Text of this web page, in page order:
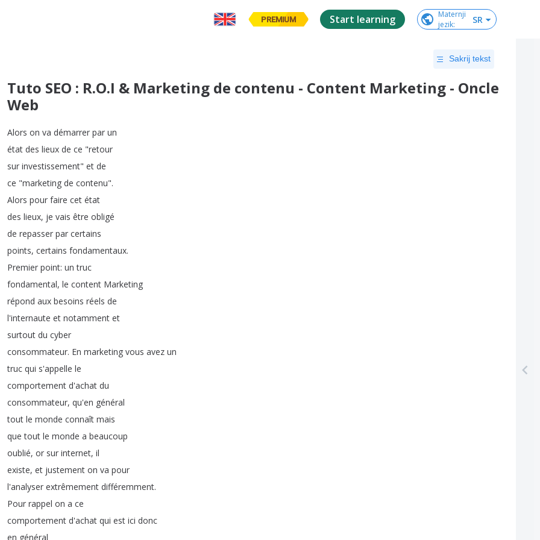
PREMIUM Start learning
Maternji
jezik: SR
Sakrij tekst
Tuto SEO : R.O.I & Marketing de contenu - Content Marketing - Oncle
Web
Alors on va démarrer par un
état des lieux de ce "retour
sur investissement" et de
ce "marketing de contenu".
Alors pour faire cet état
des lieux, je vais être obligé
de repasser par certains
points, certains fondamentaux.
Premier point: un truc
fondamental, le content Marketing
répond aux besoins réels de
l'internaute et notamment et
surtout du cyber
consommateur. En marketing vous avez un
truc qui s'appelle le
comportement d'achat du
consommateur, qu'en général
tout le monde connaît mais
que tout le monde a beaucoup
oublié, or sur internet, il
existe, et justement on va pour
l'analyser extrêmement différemment.
Pour rappel on a ce
comportement d'achat qui est ici donc
en général